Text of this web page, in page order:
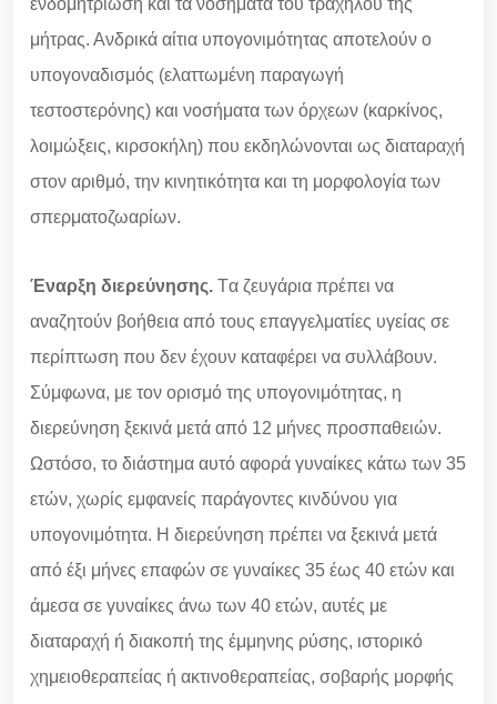
ενδομητρίωση και τα νοσήματα του τραχήλου της
μήτρας. Ανδρικά αίτια υπογονιμότητας αποτελούν ο
υπογοναδισμός (ελαττωμένη παραγωγή
τεστοστερόνης) και νοσήματα των όρχεων (καρκίνος,
λοιμώξεις, κιρσοκήλη) που εκδηλώνονται ως διαταραχή
στον αριθμό, την κινητικότητα και τη μορφολογία των
σπερματοζωαρίων.
Έναρξη διερεύνησης. Tα ζευγάρια πρέπει να
αναζητούν βοήθεια από τους επαγγελματίες υγείας σε
περίπτωση που δεν έχουν καταφέρει να συλλάβουν.
Σύμφωνα, με τον ορισμό της υπογονιμότητας, η
διερεύνηση ξεκινά μετά από 12 μήνες προσπαθειών.
Ωστόσο, το διάστημα αυτό αφορά γυναίκες κάτω των 35
ετών, χωρίς εμφανείς παράγοντες κινδύνου για
υπογονιμότητα. Η διερεύνηση πρέπει να ξεκινά μετά
από έξι μήνες επαφών σε γυναίκες 35 έως 40 ετών και
άμεσα σε γυναίκες άνω των 40 ετών, αυτές με
διαταραχή ή διακοπή της έμμηνης ρύσης, ιστορικό
χημειοθεραπείας ή ακτινοθεραπείας, σοβαρής μορφής